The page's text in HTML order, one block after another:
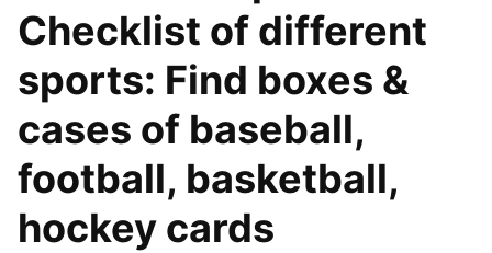
Checklist of different
sports: Find boxes &
cases of baseball,
football, basketball,
hockey cards